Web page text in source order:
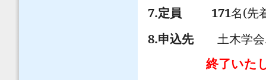
7.定員 171名(先
8.申込先
土木学
終了いた